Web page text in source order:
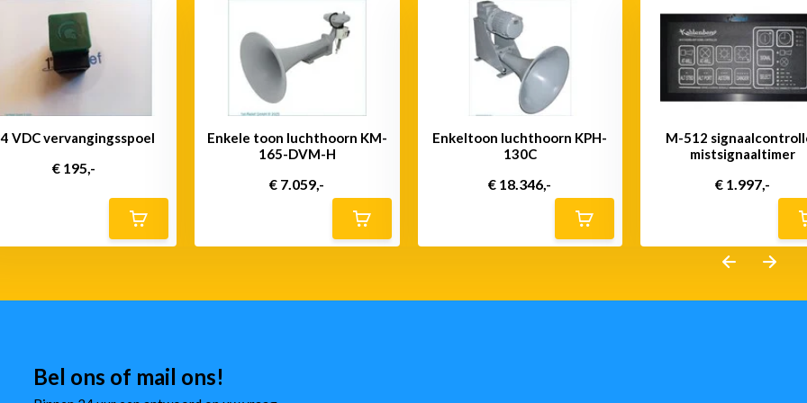
VDC vervangingsspoel
€ 195,-
Enkele toon luchthoorn KM-
165-DVM-H
€ 7.059,-
Enkeltoon luchthoorn KPH-
130C
€ 18.346,-
M-512
mistsignaaltimer
€ 1.997,-
Bel ons of mail ons!